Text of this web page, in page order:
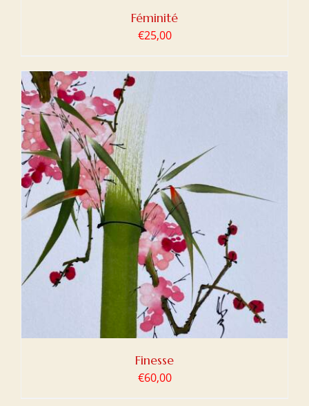
Féminité
€25,00
Finesse
€60,00